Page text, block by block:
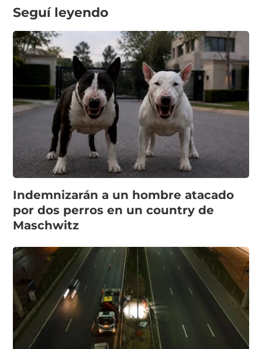
Seguí leyendo
Indemnizarán a un hombre atacado
por dos perros en un country de
Maschwitz